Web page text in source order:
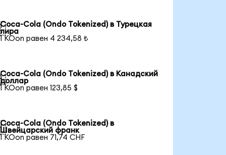
Coca-Cola (Ondo Tokenized) в Турецкая
лира
1 KOon равен 4 234,58 ₺
Coca-Cola (Ondo Tokenized) в Канадский
доллар
1 KOon равен 123,85 $
Coca-Cola (Ondo Tokenized) в
Швейцарский франк
1 KOon равен 71,74 CHF